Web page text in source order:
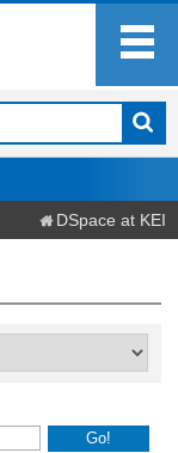
DSpace at KEI